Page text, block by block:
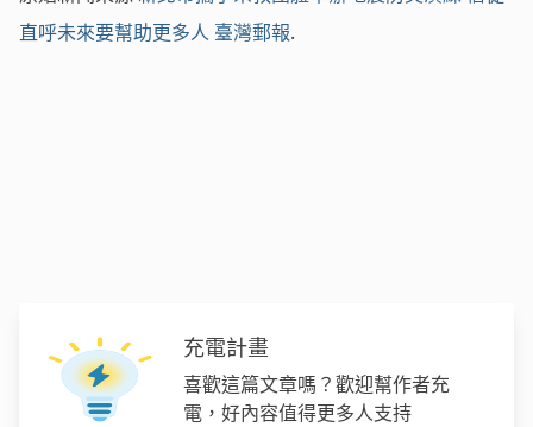
直呼未來要幫助更多人 臺灣郵報.
充電計畫
喜歡這篇文章嗎？歡迎幫作者充
電，好內容值得更多人支持